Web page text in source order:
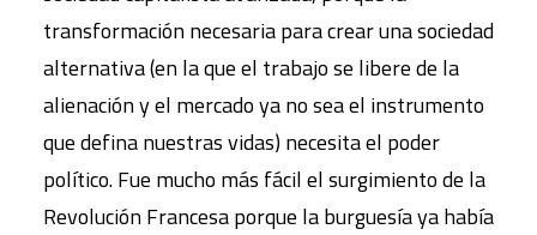
transformación necesaria para crear una sociedad
alternativa (en la que el trabajo se libere de la
alienación y el mercado ya no sea el instrumento
que defina nuestras vidas) necesita el poder
político. Fue mucho más fácil el surgimiento de la
Revolución Francesa porque la burguesía ya había